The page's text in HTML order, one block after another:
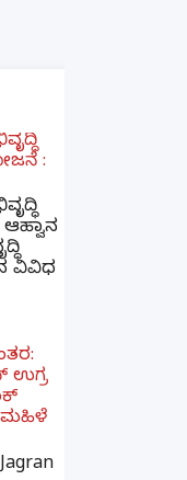
:
ವಿವಿಧ
ಉಗ್ರ
ಮಹಿಳೆ